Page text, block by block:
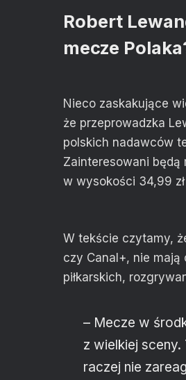
Robert
mecze
Nieco zaskakujące
że przeprowadzka
polskich nadawców
Zainteresowani
w wysokości 34,99
W tekście czytamy,
czy Canal+, nie
piłkarskich,
– Mecze w
z wielkiej
raczej nie